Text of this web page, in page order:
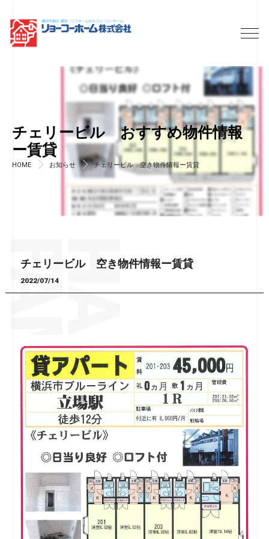
チェリービル おすすめ物件情報
ー賃貸
HOME お知らせ チェリービル 空き物件情報ー賃貸
チェリービル 空き物件情報ー賃貸
2022/07/14